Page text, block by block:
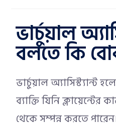
ভার্চুয়াল
বলতে কি
ভার্চুয়াল অ্যাসিস্ট্যান্ট
ব্যাক্তি যিনি
থেকে সম্পন্ন করতে